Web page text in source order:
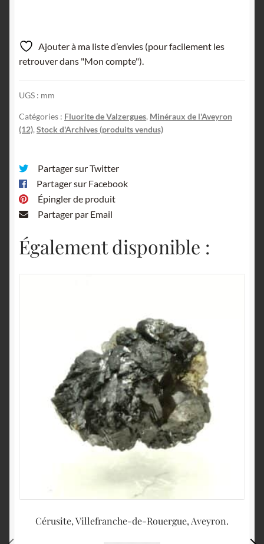
Ajouter à ma liste d’envies (pour facilement les
retrouver dans "Mon compte").
UGS : mm
Catégories : Fluorite de Valzergues, Minéraux de l'Aveyron
(12), Stock d'Archives (produits vendus)
Partager sur Twitter
Partager sur Facebook
Épingler de produit
Partager par Email
Également disponible :
Cérusite, Villefranche-de-Rouergue, Aveyron.